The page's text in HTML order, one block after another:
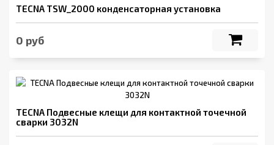
TECNA TSW_2000 конденсаторная установка
0 руб
TECNA Подвесные клещи для контактной точечной
сварки 3032N